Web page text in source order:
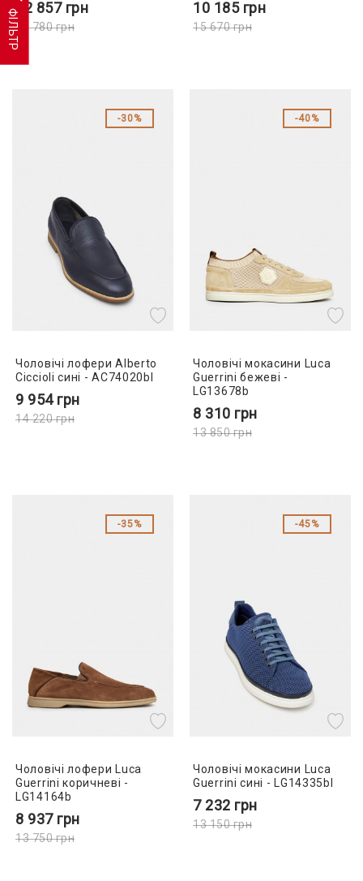
ФІЛЬТР12 857 грн
19 780грн
10 185 грн
15 670грн
30%
Чоловічі лофери Alberto
Ciccioli сині - AC74020bl
9 954грн
14 220грн
40%
Чоловічі мокасини Luca
Guerrini бежеві -
LG13678b
8 310 грн
13 850грн
35%
Чоловічі лофери Luca
Guerrini коричневі -
LG14164b
8 937 грн
13 750грн
45%
Чоловічі мокасини Luca
Guerrini сині - LG14335bl
7 232 грн
13 150грн